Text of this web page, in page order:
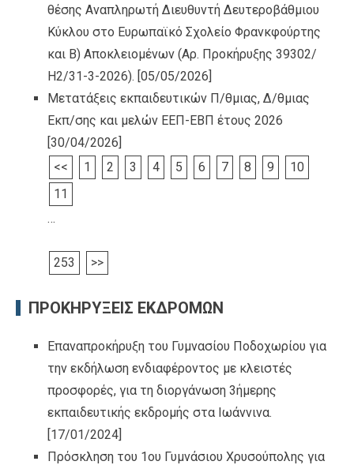
θέσης Αναπληρωτή Διευθυντή Δευτεροβάθμιου
Κύκλου στο Ευρωπαϊκό Σχολείο Φρανκφούρτης
και Β) Αποκλειομένων (Αρ. Προκήρυξης 39302/
Η2/31-3-2026). [05/05/2026]
Μετατάξεις εκπαιδευτικών Π/θμιας, Δ/θμιας
Εκπ/σης και μελών ΕΕΠ-ΕΒΠ έτους 2026
[30/04/2026]
<<
1 2 3 4 5 6 7 8 9
10
11
…
253 >>
ΠΡΟΚΗΡΥΞΕΙΣ ΕΚΔΡΟΜΩΝ
Επαναπροκήρυξη του Γυμνασίου Ποδοχωρίου για
την εκδήλωση ενδιαφέροντος με κλειστές
προσφορές, για τη διοργάνωση 3ήμερης
εκπαιδευτικής εκδρομής στα Ιωάννινα.
[17/01/2024]
Πρόσκληση του 1ου Γυμνάσιου Χρυσούπολης για